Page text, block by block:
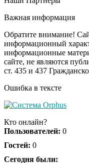
погоне за
семейке
Ролик из
будете
Королева
оставит
Важная информация
Обратите внимание!
информационный
информационные
сайте, не являются
ст. 435 и 437
Ошибка в тексте
Кто онлайн?
Пользователей: 0
Гостей: 0
Сегодня были: